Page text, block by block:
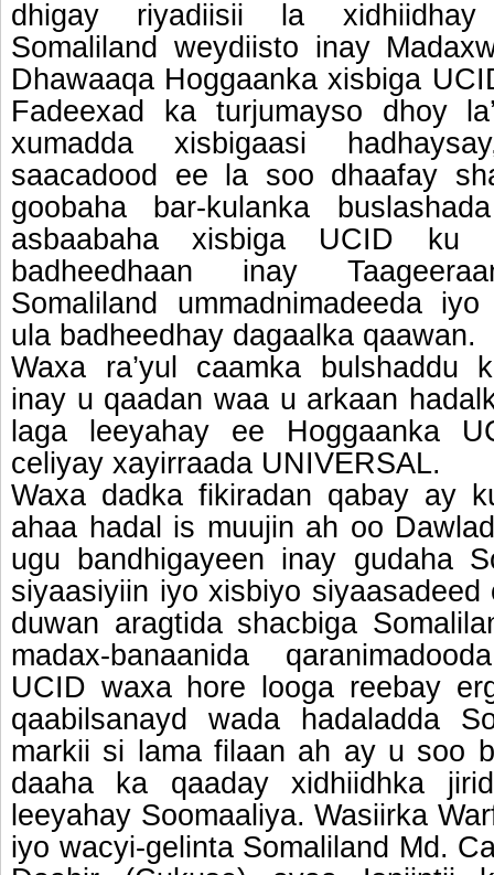
dhigay riyadiisii la xidhiidhay
Somaliland weydiisto inay
Dhawaaqa Hoggaanka xisbiga
Fadeexad ka turjumayso dhoy
xumadda xisbigaasi
saacadood ee la soo dhaafay
goobaha bar-kulanka
asbaabaha xisbiga UCID ku
badheedhaan inay
Somaliland ummadnimadeeda iyo
ula badheedhay dagaalka qaawan.
Waxa ra’yul caamka bulshaddu
inay u qaadan waa u arkaan
laga leeyahay ee Hoggaanka
celiyay xayirraada UNIVERSAL.
Waxa dadka fikiradan qabay ay
ahaa hadal is muujin ah oo
ugu bandhigayeen inay gudaha
siyaasiyiin iyo xisbiyo
duwan aragtida shacbiga
madax-banaanida
UCID waxa hore looga reebay
qaabilsanayd wada hadaladda
markii si lama filaan ah ay u soo
daaha ka qaaday xidhiidhka
leeyahay Soomaaliya. Wasiirka
iyo wacyi-gelinta Somaliland Md.